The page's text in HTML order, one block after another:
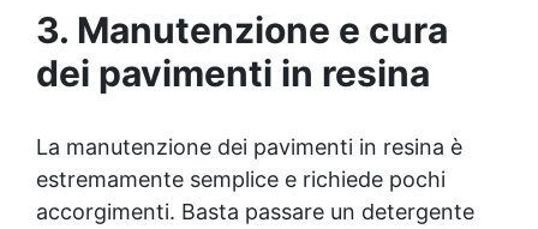
una finitura liscia e priva di bolle. ✅ Facile
da Usare: Leggero e pratico, consente una
stesura precisa e veloce, anche su ampie
aree. NON sono adatti a prodotti a base
3. Manutenzione e cura
dei pavimenti in resina
La manutenzione dei pavimenti in resina è
estremamente semplice e richiede pochi
accorgimenti. Basta passare un detergente